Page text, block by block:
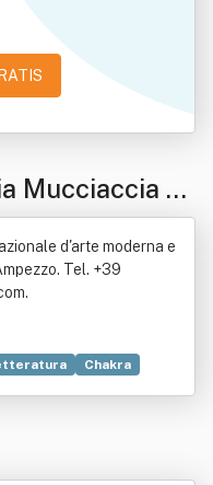
Mucciaccia Sr
d'arte moderna e
Tel. +39
Chakra